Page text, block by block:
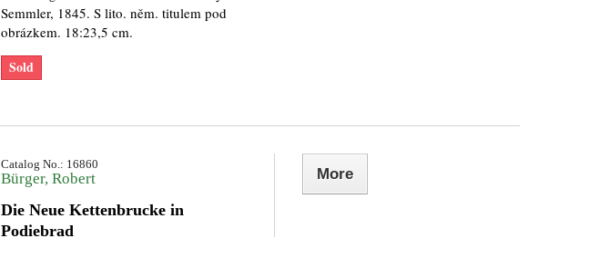
Semmler, 1845. S lito. něm. titulem pod
obrázkem. 18:23,5 cm.
Sold
Catalog No.: 16860
Bürger, Robert
Die Neue Kettenbrucke in
Podiebrad
More